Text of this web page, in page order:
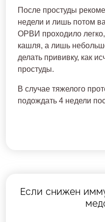
После простуды
недели и лишь потом
ОРВИ проходило
кашля, а лишь
делать прививку, как
простуды.
В случае тяжелого
подождать 4 недели
Если снижен